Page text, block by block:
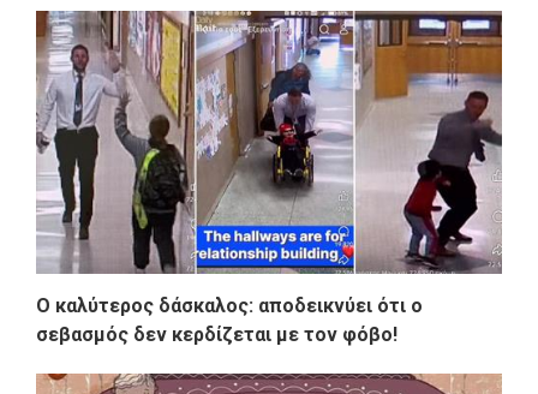
Ο καλύτερος δάσκαλος: αποδεικνύει ότι ο
σεβασμός δεν κερδίζεται με τον φόβο!